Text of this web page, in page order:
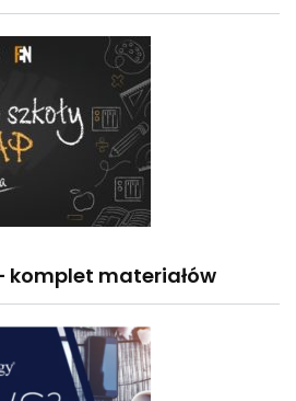
komplet materiałów